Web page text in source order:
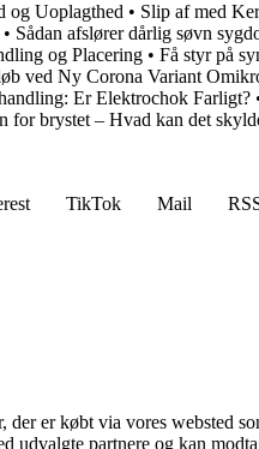
og Uoplagthed • Slip af med
• Sådan afslører dårlig søvn
og Placering • Få styr på
ved Ny Corona Variant
Er Elektrochok Farligt?
for brystet – Hvad kan det
TikTok Mail
er købt via vores websted
udvalgte partnere og kan